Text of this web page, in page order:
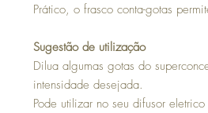
Prático, o frasco conta-gotas
Sugestão de utilização
Dilua algumas gotas do
intensidade desejada.
Pode utilizar no seu difusor